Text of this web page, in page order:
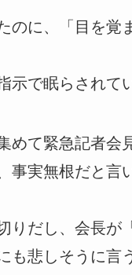
のに、「目を覚
示で眠らされて
て緊急記者会
事実無根だと言
だし、会長が
も悲しそうに言